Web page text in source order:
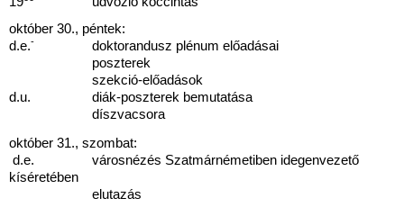
október 30., péntek:
d.e.-
doktorandusz plénum előadásai
poszterek
szekció-előadások
d.u. diák-poszterek bemutatása
díszvacsora
október 31., szombat:
d.e. városnézés Szatmárnémetiben idegenvezető
kíséretében
elutazás